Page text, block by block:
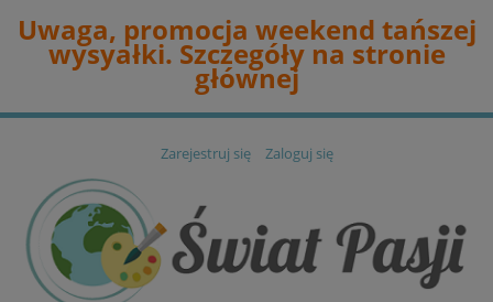
Uwaga, promocja weekend tańszej
wysyałki. Szczegóły na stronie
głównej
Zarejestruj się Zaloguj się